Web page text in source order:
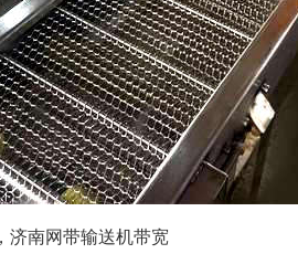
南网带输送机带宽